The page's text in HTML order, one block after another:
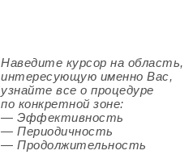
Наведите курсор на область,
интересующую именно Вас,
узнайте все о процедуре
по конкретной зоне:
— Эффективность
— Периодичность
— Продолжительность